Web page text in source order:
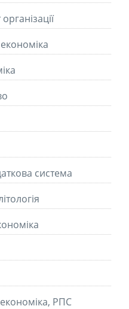
система
РПС